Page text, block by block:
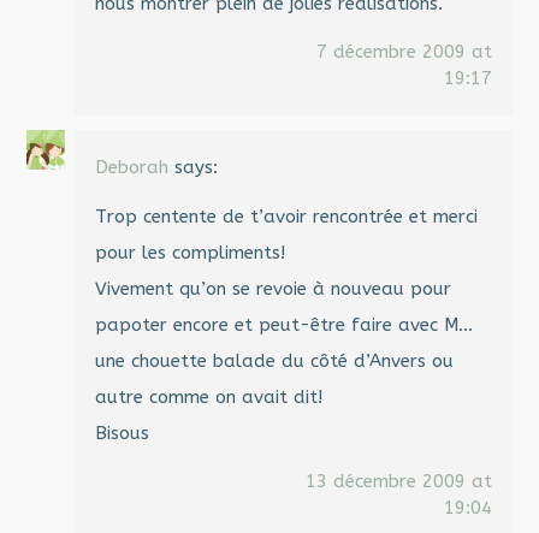
7 décembre 2009 at
19:17
Deborah says:
Trop centente de t’avoir rencontrée et merci
pour les compliments!
Vivement qu’on se revoie à nouveau pour
papoter encore et peut-être faire avec M…
une chouette balade du côté d’Anvers ou
autre comme on avait dit!
Bisous
13 décembre 2009 at
19:04